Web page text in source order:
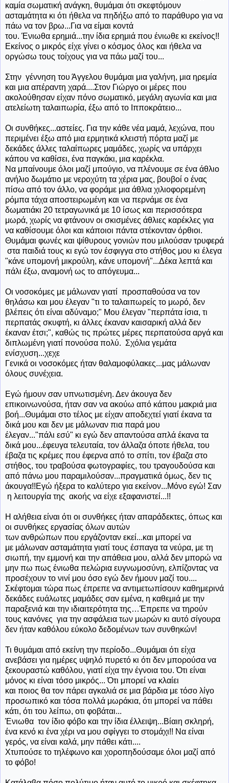
καμία σωματική ανάγκη, θυμάμαι ότι σκεφτόμουν
ασταμάτητα κι ότι ήθελα να πηδήξω από το παράθυρο για να
πάω να τον βρω...Για να είμαι κοντά
του. Ένιωθα ερημιά...την ίδια ερημιά που ένιωθε κι εκείνος!!
Εκείνος ο μικρός είχε γίνει ο κόσμος όλος και ήθελα να
οργώσω τους τοίχους για να πάω μαζί του...
Στην γέννηση του Άγγελου θυμάμαι μια γαλήνη, μια ηρεμία
και μια απέραντη χαρά....Στον Γιώργο οι μέρες που
ακολούθησαν είχαν πόνο σωματικό, μεγάλη αγωνία και μια
ατελείωτη ταλαιπωρία, έξω από το Ιπποκράτειο...
Οι συνθήκες...αστείες. Για την κάθε νέα μαμά, λεχώνα, που
περιμένει έξω από μια ερμητικά κλειστή πόρτα μαζί με
δεκάδες άλλες ταλαίπωρες μαμάδες, χωρίς να υπάρχει
κάπου να καθίσει, ένα παγκάκι, μια καρέκλα.
Να μπαίνουμε όλοι μαζί μπούγιο, να πλένουμε σε ένα άθλιο
ανήλιο δωμάτιο με νεροχύτη τα χέρια μας, βουβοί ο ένας
πίσω από τον άλλο, να φοράμε μια άθλια χιλιοφορεμένη
ρόμπα τάχα αποστειρωμένη και να περνάμε σε ένα
δωματιάκι 20 τετραγωνικά με 10 ίσως και περισσότερα
μωρά, χωρίς να φτάνουν οι σκισμένες άθλιες καρέκλες για
να καθίσουμε όλοι και κάποιοι πάντα στέκονταν όρθιοι.
Θυμάμαι φωνές και ψίθυρους γονιών που μιλούσαν τρυφερά
στα παιδιά τους κι εγώ τον έσφιγγα στο στήθος μου κι έλεγα
"κάνε υπομονή μικρούλη, κάνε υπομονή"...Δέκα λεπτά και
πάλι έξω, αναμονή ως το απόγευμα...
Οι νοσοκόμες με μάλωναν γιατί προσπαθούσα να τον
θηλάσω και μου έλεγαν "τι το ταλαιπωρείς το μωρό, δεν
βλέπεις ότι είναι αδύναμο;" Μου έλεγαν "περπάτα ίσια, τι
περπατάς σκυφτή, κι άλλες έκαναν καισαρική αλλά δεν
έκαναν έτσι;", καθώς τις πρώτες μέρες περπατούσα αργά και
διπλωμένη γιατί πονούσα πολύ. Σχόλια γεμάτα
ενίσχυση...χεχε
Γενικά οι νοσοκόμες ήταν θαλαμοφύλακες...μας μάλωναν
όλους συνέχεια.
Εγώ ήμουν σαν υπνωτισμένη. Δεν άκουγα δεν
επικοινωνούσα, ήταν σαν να ακούω από κάπου μακριά μια
βοή...Θυμάμαι στο τέλος με είχαν αποδεχτεί γιατί έκανα τα
δικά μου και δεν με μάλωναν πια παρά μου
έλεγαν..."πάλι εσύ" κι εγώ δεν απαντούσα απλά έκανα τα
δικά μου...έφευγα τελευταία, τον άλλαζα όποτε ήθελα, του
έβαζα τις κρέμες που έφερνα από το σπίτι, τον έβαζα στο
στήθος, του τραβούσα φωτογραφίες, του τραγουδούσα και
από πάνω μου παραμιλούσαν...πραγματικά όμως, δεν τις
άκουγα!!Εγώ ήξερα το καλύτερο για εκείνον...Μόνο εγώ! Σαν
η λειτουργία της ακοής να είχε εξαφανιστεί...!!
Η αλήθεια είναι ότι οι συνθήκες ήταν απαράδεκτες, όπως και
οι συνθήκες εργασίας όλων αυτών
των ανθρώπων που εργάζονταν εκεί...και μπορεί να
με μάλωναν ασταμάτητα γιατί τους έσπαγα τα νεύρα, με τη
σιωπή, την εμμονή και την απάθεια μου, αλλά δεν μπορώ να
μην πω πως ένιωθα πελώρια ευγνωμοσύνη, ελπίζοντας να
προσέχουν το νινί μου όσο εγώ δεν ήμουν μαζί του....
Σκέφτομαι τώρα πως έπρεπε να αντιμετωπίσουν καθημερινά
δεκάδες ευάλωτες μαμάδες σαν εμένα, η καθεμιά με την
παραξενιά και την ιδιαιτερότητα της…Έπρεπε να τηρούν
τους κανόνες για την ασφάλεια των μωρών κι αυτό σίγουρα
δεν ήταν καθόλου εύκολο δεδομένων των συνθηκών!
Τι θυμάμαι από εκείνη την περίοδο...Θυμάμαι ότι είχα
ανεβάσει για ημέρες υψηλό πυρετό κι ότι δεν μπορούσα να
ξεκουραστώ καθόλου, γιατί είχα την έγνοια του. Ότι είναι
μόνος κι είναι τόσο μικρός... Ότι μπορεί να κλαίει
και ποιος θα τον πάρει αγκαλιά σε μια βάρδια με τόσο λίγο
προσωπικό και τόσα πολλά μωράκια, ότι μπορεί να πάθει
κάτι, ότι του λείπω, οτι φοβάται...
Ένιωθα τον ίδιο φόβο και την ίδια έλλειψη...Βίαιη σκληρή,
ένα κενό κι ένα χέρι να μου σφίγγει το στομάχι!! Να είναι
γερός, να είναι καλά, μην πάθει κάτι....
Χτυπούσε το τηλέφωνο και χοροπηδούσαμε όλοι μαζί από
το φόβο!